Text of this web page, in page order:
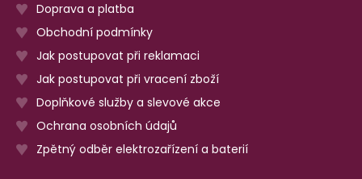
Doprava a platba
Obchodní podmínky
Jak postupovat při reklamaci
Jak postupovat při vracení zboží
Doplňkové služby a slevové akce
Ochrana osobních údajů
Zpětný odběr elektrozařízení a baterií